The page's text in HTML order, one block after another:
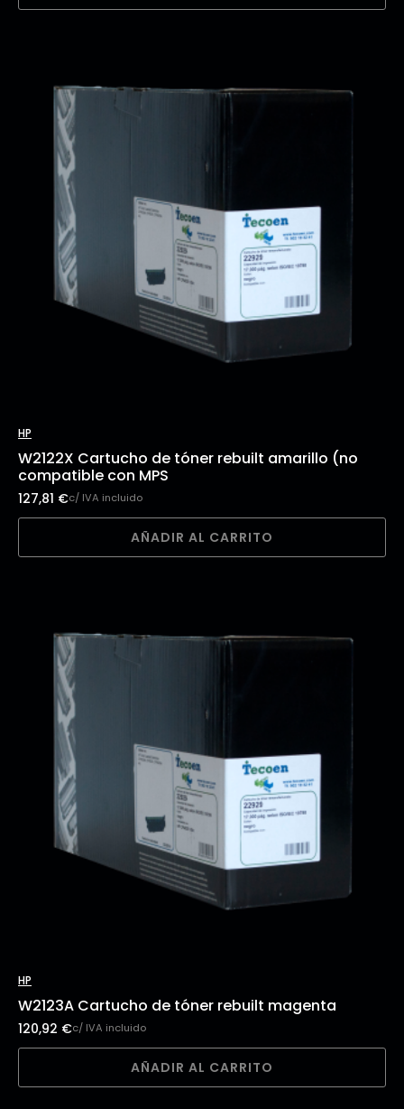
HP
W2122X Cartucho de tóner rebuilt amarillo (no
compatible con MPS
127,81 €c/ IVA incluido
AÑADIR AL CARRITO
HP
W2123A Cartucho de tóner rebuilt magenta
120,92 €c/ IVA incluido
AÑADIR AL CARRITO